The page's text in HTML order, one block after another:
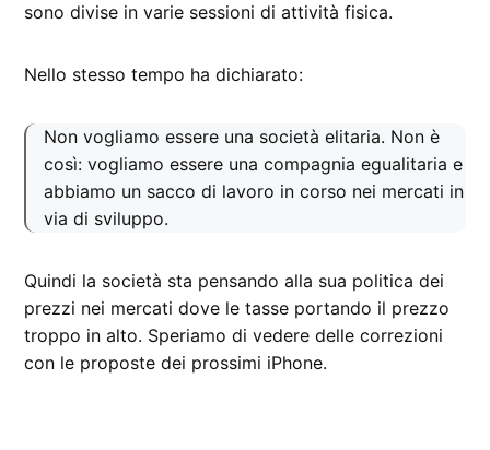
sono divise in varie sessioni di attività fisica.
Nello stesso tempo ha dichiarato:
Non vogliamo essere una società elitaria. Non è
così: vogliamo essere una compagnia egualitaria e
abbiamo un sacco di lavoro in corso nei mercati in
via di sviluppo.
Quindi la società sta pensando alla sua politica dei
prezzi nei mercati dove le tasse portando il prezzo
troppo in alto. Speriamo di vedere delle correzioni
con le proposte dei prossimi iPhone.